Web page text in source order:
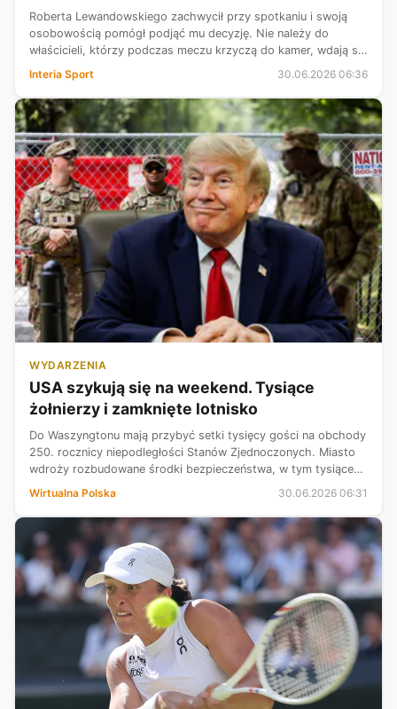
Roberta Lewandowskiego zachwycił przy spotkaniu i swoją
osobowością pomógł podjąć mu decyzję. Nie należy do
właścicieli, którzy podczas meczu krzyczą do kamer, wdają się
Joe Mansueto przez...
Interia Sport 30.06.2026 06:36
WYDARZENIA
USA szykują się na weekend. Tysiące
żołnierzy i zamknięte lotnisko
Do Waszyngtonu mają przybyć setki tysięcy gości na obchody
250. rocznicy niepodległości Stanów Zjednoczonych. Miasto
wdroży rozbudowane środki bezpieczeństwa, w tym tysiące
funkcjonariuszy, snajperów i pojazdy wojskowe. Lotnisko im.
Wirtualna Polska 30.06.2026 06:31